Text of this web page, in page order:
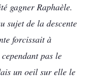
gagner Raphaèle.
sujet de la descente
forcissait à
pas le
un oeil sur elle le